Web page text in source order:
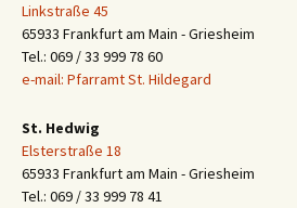
Linkstraße 45
65933 Frankfurt am Main - Griesheim
Tel.: 069 / 33 999 78 60
e-mail: Pfarramt St. Hildegard
St. Hedwig
Elsterstraße 18
65933 Frankfurt am Main - Griesheim
Tel.: 069 / 33 999 78 41